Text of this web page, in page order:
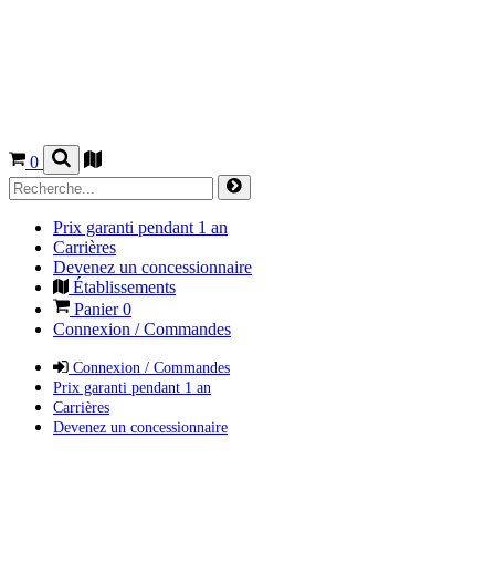
0
Prix garanti pendant 1 an
Carrières
Devenez un concessionnaire
Établissements
Panier0
Connexion / Commandes
Connexion / Commandes
Prix garanti pendant 1 an
Carrières
Devenez un concessionnaire